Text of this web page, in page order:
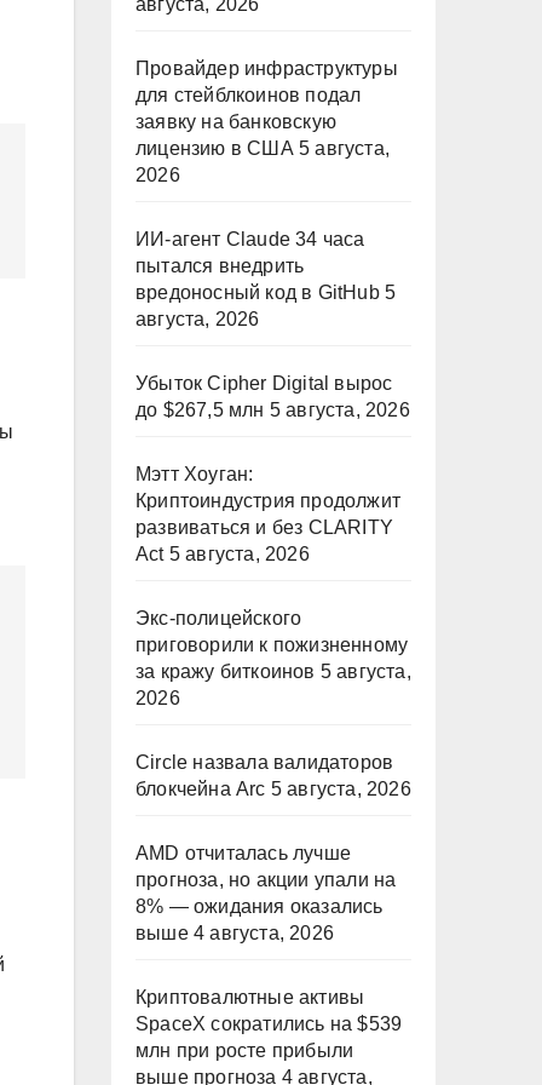
августа, 2026
Провайдер инфраструктуры
для стейблкоинов подал
заявку на банковскую
лицензию в США 5 августа,
2026
ИИ-агент Claude 34 часа
пытался внедрить
вредоносный код в GitHub 5
августа, 2026
Убыток Cipher Digital вырос
до $267,5 млн 5 августа, 2026
Мэтт Хоуган:
Криптоиндустрия продолжит
развиваться и без CLARITY
Act 5 августа, 2026
Экс-полицейского
приговорили к пожизненному
за кражу биткоинов 5 августа,
2026
Circle назвала валидаторов
блокчейна Arc 5 августа, 2026
AMD отчиталась лучше
прогноза, но акции упали на
8% — ожидания оказались
выше 4 августа, 2026
Криптовалютные активы
SpaceX сократились на $539
млн при росте прибыли
выше прогноза 4 августа,